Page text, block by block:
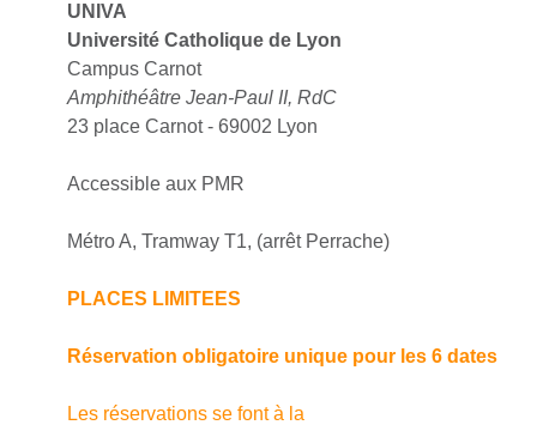
UNIVA
Université Catholique de Lyon
Campus Carnot
Amphithéâtre Jean-Paul II, RdC
23 place Carnot - 69002 Lyon
Accessible aux PMR
Métro A, Tramway T1, (arrêt Perrache)
PLACES LIMITEES
Réservation obligatoire unique pour les 6 dates
Les réservations se font à la